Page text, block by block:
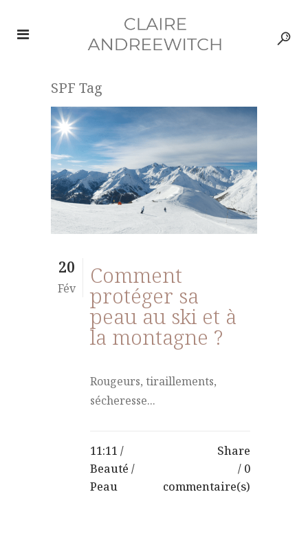
SPF Tag
20
Fév Comment
protéger sa
peau au ski et à
la montagne ?
Rougeurs, tiraillements,
sécheresse...
11:11 /
Beauté /
Peau
Share
0
commentaire(s)